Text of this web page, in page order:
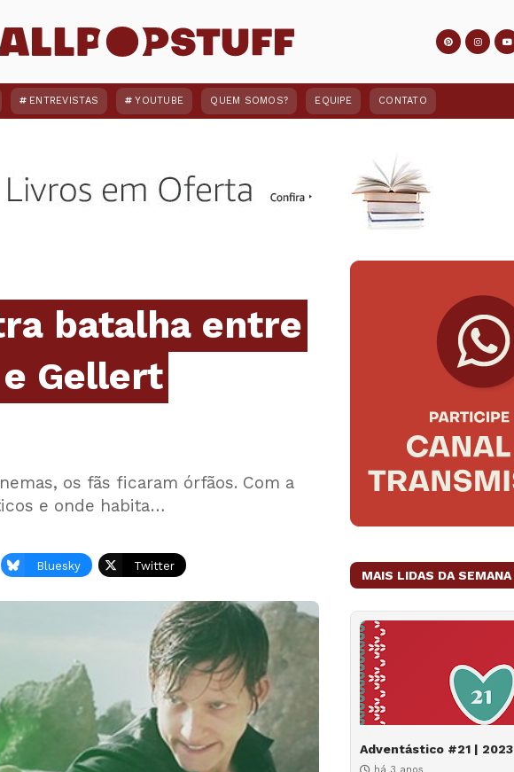
ENTREVISTAS YOUTUBE QUEM SOMOS? EQUIPE CONTATO
batalha entre
Gellert
os fãs ficaram órfãos. Com a
e onde habita…
Bluesky Twitter
MAIS LIDAS DA SEMANA
Adventástico #21 | 2023